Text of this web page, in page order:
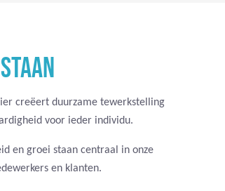
creëert duurzame tewerkstelling
voor ieder individu.
en groei staan centraal in onze
en klanten.